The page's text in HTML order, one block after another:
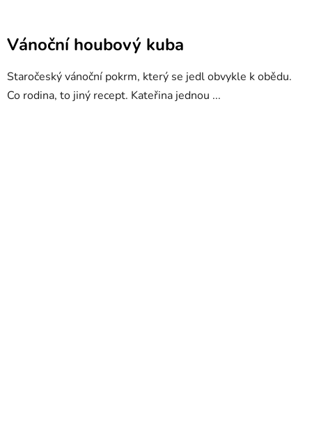
Vánoční houbový kuba
Staročeský vánoční pokrm, který se jedl obvykle k obědu.
Co rodina, to jiný recept. Kateřina jednou ...